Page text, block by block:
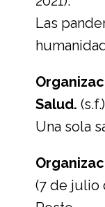
Las
Salud.
Una sola
(7 de julio